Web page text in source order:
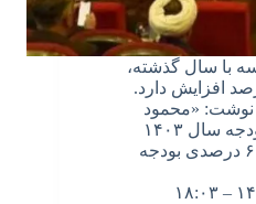
با سال گذشته،
شهرداری اردبیل ۶۰ درصد افزایش دارد.
نوشت: «محمود
صفری، در آئین تقدیم لایجه بودجه سال ۱۴۰۳
شهرداری اردبیل از افزایش ۶۰ درصدی بودجه